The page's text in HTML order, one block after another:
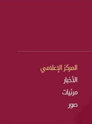
المركز الإعلامي
الأخبار
مرئيات
صور